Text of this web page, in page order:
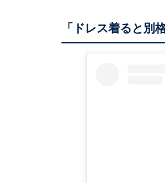
「ドレス着ると別